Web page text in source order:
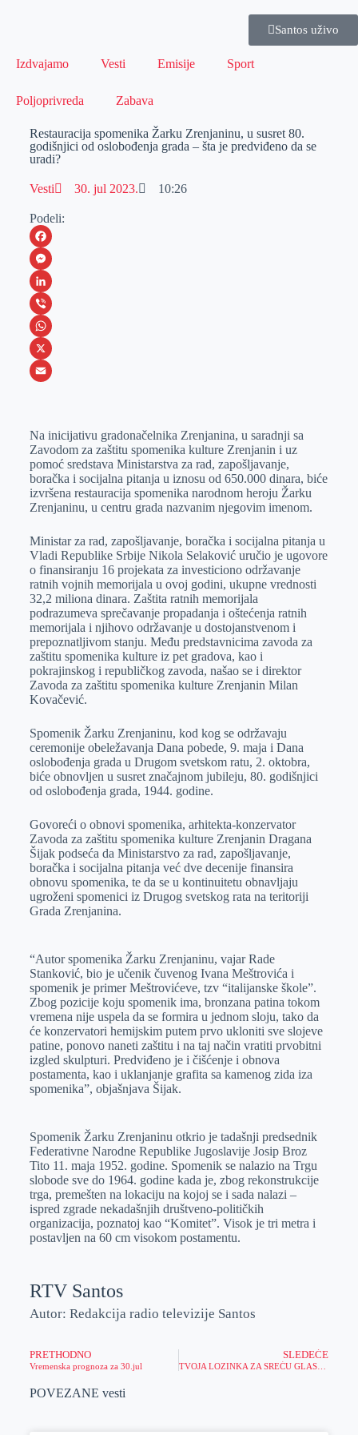
Santos uživo
Izdvajamo Vesti Emisije Sport
Poljoprivreda Zabava
Restauracija spomenika Žarku Zrenjaninu, u susret 80.
godišnjici od oslobođenja grada – šta je predviđeno da se
uradi?
Vesti 30. jul 2023. 10:26
Podeli:
F
a
c
e
b
o
M
e
s
s
e
e
r
L
i
n
k
I
n
V
i
b
W
h
s
A
p
p
X
a
i
l
Na inicijativu gradonačelnika Zrenjanina, u saradnji sa
Zavodom za zaštitu spomenika kulture Zrenjanin i uz
pomoć sredstava Ministarstva za rad, zapošljavanje,
boračka i socijalna pitanja u iznosu od 650.000 dinara, biće
izvršena restauracija spomenika narodnom heroju Žarku
Zrenjaninu, u centru grada nazvanim njegovim imenom.
Ministar za rad, zapošljavanje, boračka i socijalna pitanja u
Vladi Republike Srbije Nikola Selaković uručio je ugovore
o finansiranju 16 projekata za investiciono održavanje
ratnih vojnih memorijala u ovoj godini, ukupne vrednosti
32,2 miliona dinara. Zaštita ratnih memorijala
podrazumeva sprečavanje propadanja i oštećenja ratnih
memorijala i njihovo održavanje u dostojanstvenom i
prepoznatljivom stanju. Među predstavnicima zavoda za
zaštitu spomenika kulture iz pet gradova, kao i
pokrajinskog i republičkog zavoda, našao se i direktor
Zavoda za zaštitu spomenika kulture Zrenjanin Milan
Kovačević.
Spomenik Žarku Zrenjaninu, kod kog se održavaju
ceremonije obeležavanja Dana pobede, 9. maja i Dana
oslobođenja grada u Drugom svetskom ratu, 2. oktobra,
biće obnovljen u susret značajnom jubileju, 80. godišnjici
od oslobođenja grada, 1944. godine.
Govoreći o obnovi spomenika, arhitekta-konzervator
Zavoda za zaštitu spomenika kulture Zrenjanin Dragana
Šijak podseća da Ministarstvo za rad, zapošljavanje,
boračka i socijalna pitanja već dve decenije finansira
obnovu spomenika, te da se u kontinuitetu obnavljaju
ugroženi spomenici iz Drugog svetskog rata na teritoriji
Grada Zrenjanina.
“Autor spomenika Žarku Zrenjaninu, vajar Rade
Stanković, bio je učenik čuvenog Ivana Meštrovića i
spomenik je primer Meštrovićeve, tzv “italijanske škole”.
Zbog pozicije koju spomenik ima, bronzana patina tokom
vremena nije uspela da se formira u jednom sloju, tako da
će konzervatori hemijskim putem prvo ukloniti sve slojeve
patine, ponovo naneti zaštitu i na taj način vratiti prvobitni
izgled skulpturi. Predviđeno je i čišćenje i obnova
postamenta, kao i uklanjanje grafita sa kamenog zida iza
spomenika”, objašnjava Šijak.
Spomenik Žarku Zrenjaninu otkrio je tadašnji predsednik
Federativne Narodne Republike Jugoslavije Josip Broz
Tito 11. maja 1952. godine. Spomenik se nalazio na Trgu
slobode sve do 1964. godine kada je, zbog rekonstrukcije
trga, premešten na lokaciju na kojoj se i sada nalazi –
ispred zgrade nekadašnjih društveno-političkih
organizacija, poznatoj kao “Komitet”. Visok je tri metra i
postavljen na 60 cm visokom postamentu.
RTV Santos
Autor: Redakcija radio televizije Santos
PRETHODNO
Vremenska prognoza za 30.jul
SLEDEĆE
POVEZANE vesti